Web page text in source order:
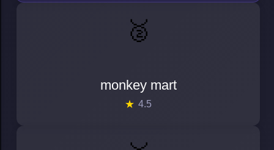
🥈
monkey mart
4.5